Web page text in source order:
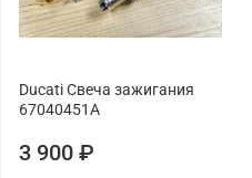
Ducati Свеча зажигания
67040451A
3 900 ₽